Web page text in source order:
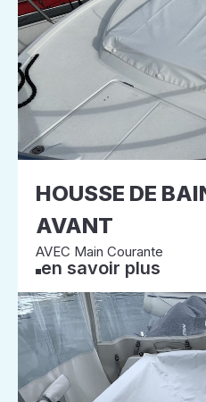
HOUSSE DE
AVANT
AVEC Main Courante
en savoir plus